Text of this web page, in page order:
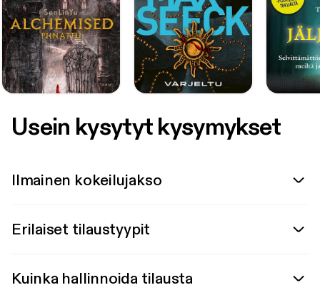
Usein kysytyt kysymykset
Ilmainen kokeilujakso
Erilaiset tilaustyypit
Kuinka hallinnoida tilausta